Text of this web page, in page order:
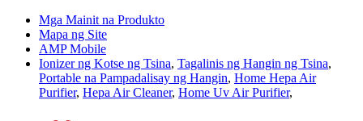
Mga Mainit na Produkto
Mapa ng Site
AMP Mobile
Ionizer ng Kotse ng Tsina, Tagalinis ng Hangin ng Tsina,
Portable na Pampadalisay ng Hangin, Home Hepa Air
Purifier, Hepa Air Cleaner, Home Uv Air Purifier,